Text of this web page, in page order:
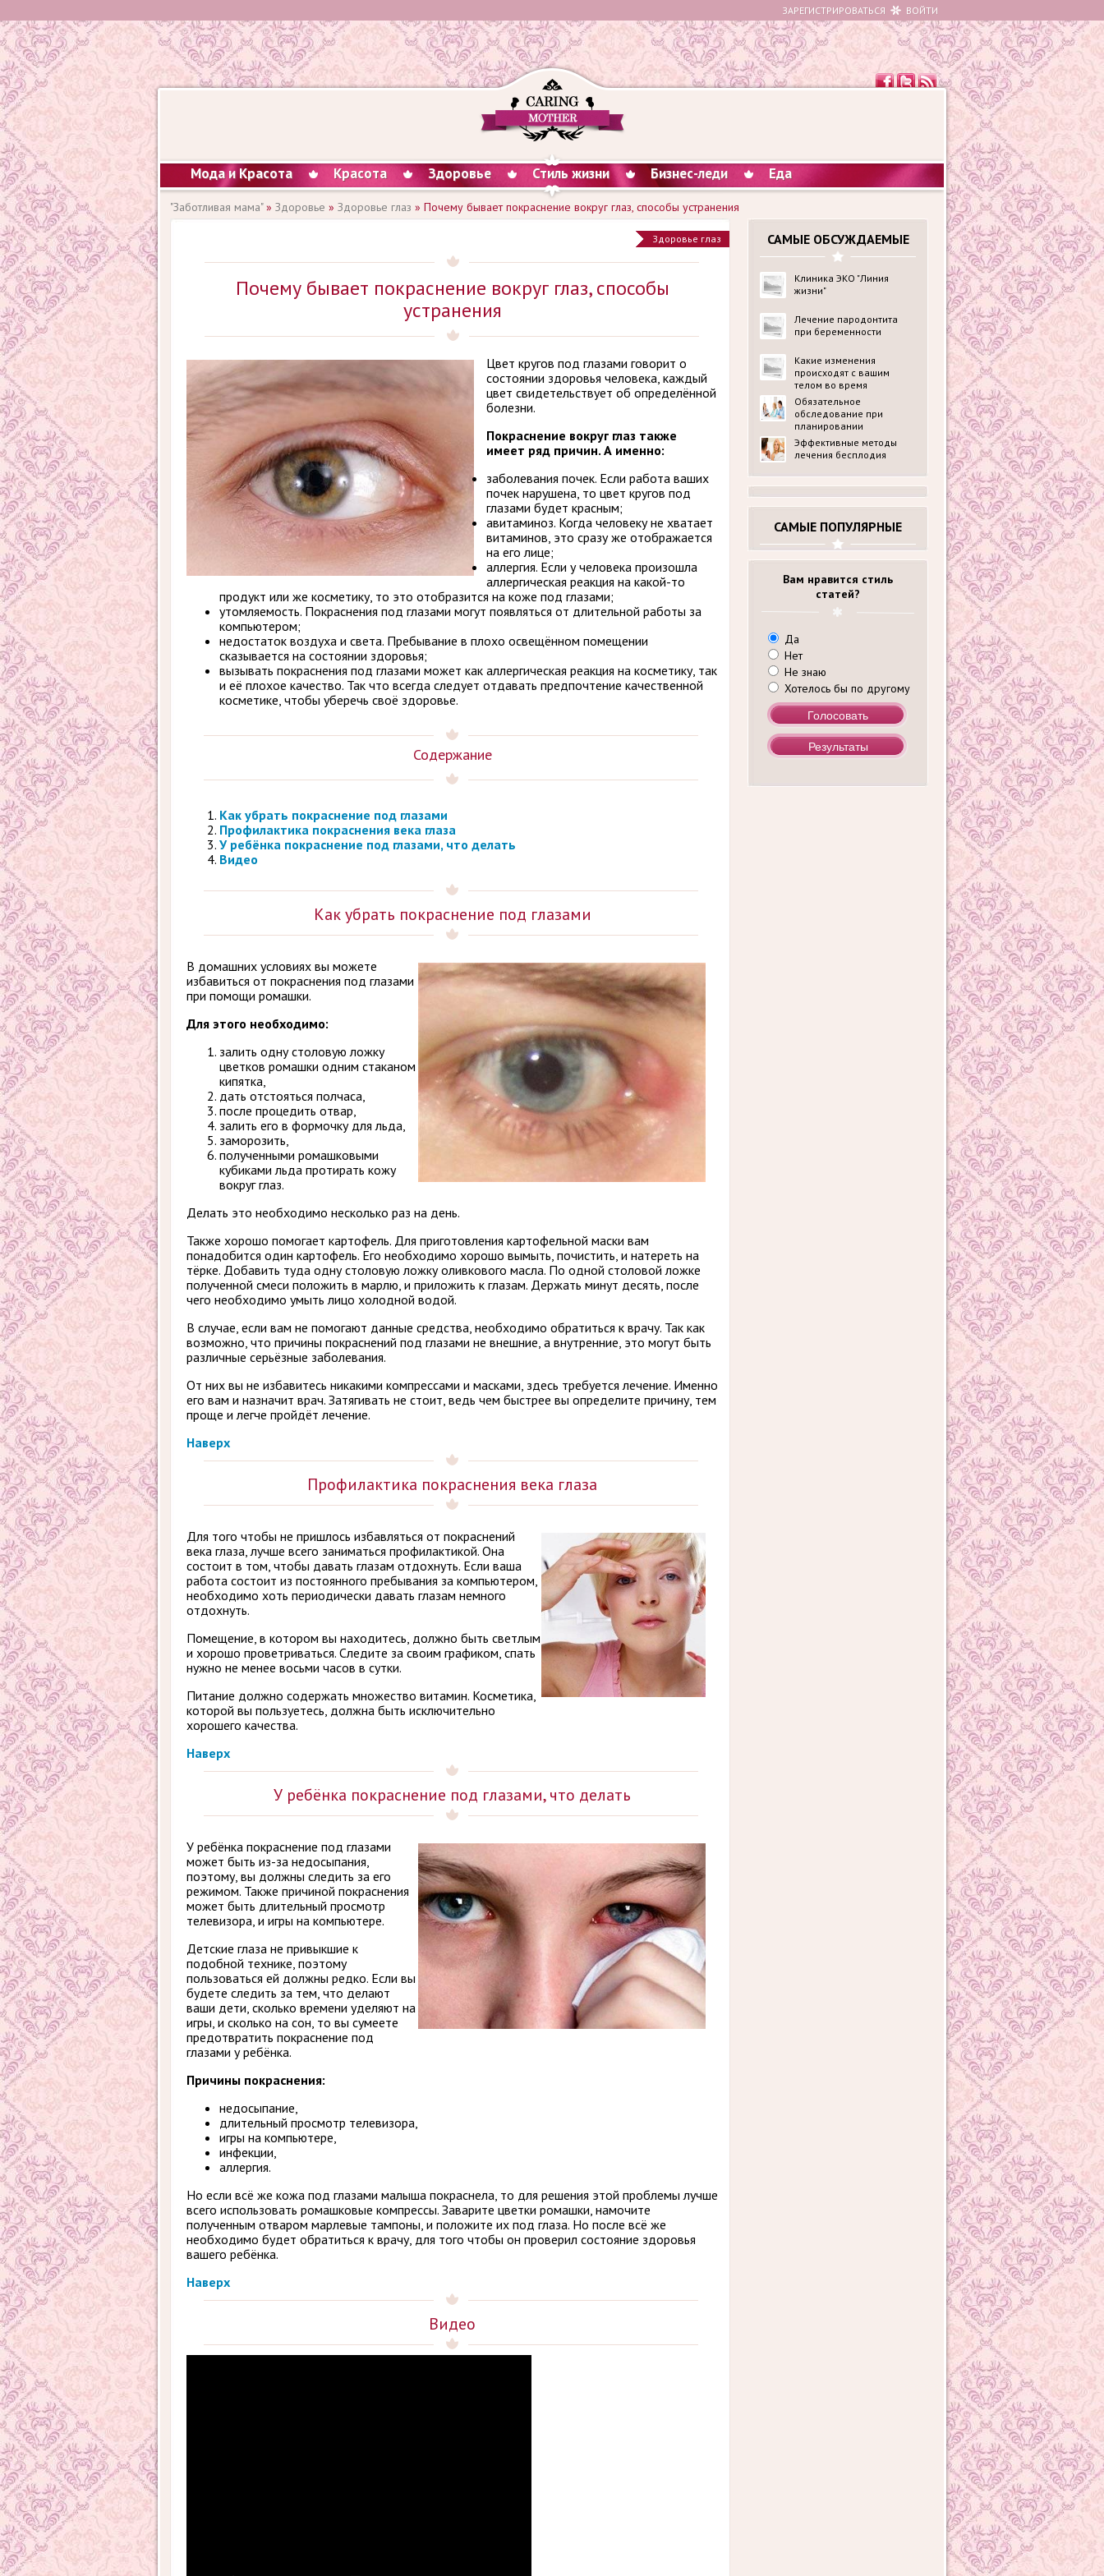
ЗАРЕГИСТРИРОВАТЬСЯ ВОЙТИ
Мода и Красота Красота Здоровье Стиль жизни Бизнес-леди Еда
"Заботливая мама"» Здоровье » Здоровье глаз » Почему бывает покраснение вокруг глаз, способы устранения
Здоровье глаз
Почему бывает покраснение вокруг глаз, способы
устранения
Цвет кругов под глазами говорит о
состоянии здоровья человека, каждый
цвет свидетельствует об определённой
болезни.
Покраснение вокруг глаз также
имеет ряд причин. А именно:
заболевания почек. Если работа ваших
почек нарушена, то цвет кругов под
глазами будет красным;
авитаминоз. Когда человеку не хватает
витаминов, это сразу же отображается
на его лице;
аллергия. Если у человека произошла
аллергическая реакция на какой-то
продукт или же косметику, то это отобразится на коже под глазами;
утомляемость. Покраснения под глазами могут появляться от длительной работы за
компьютером;
недостаток воздуха и света. Пребывание в плохо освещённом помещении
сказывается на состоянии здоровья;
вызывать покраснения под глазами может как аллергическая реакция на косметику, так
и её плохое качество. Так что всегда следует отдавать предпочтение качественной
косметике, чтобы уберечь своё здоровье.
Содержание
Как убрать покраснение под глазами
Профилактика покраснения века глаза
У ребёнка покраснение под глазами, что делать
Видео
Как убрать покраснение под глазами
В домашних условиях вы можете
избавиться от покраснения под глазами
при помощи ромашки.
Для этого необходимо:
залить одну столовую ложку
цветков ромашки одним стаканом
кипятка,
дать отстояться полчаса,
после процедить отвар,
залить его в формочку для льда,
заморозить,
полученными ромашковыми
кубиками льда протирать кожу
вокруг глаз.
Делать это необходимо несколько раз на день.
Также хорошо помогает картофель. Для приготовления картофельной маски вам
понадобится один картофель. Его необходимо хорошо вымыть, почистить, и натереть на
тёрке. Добавить туда одну столовую ложку оливкового масла. По одной столовой ложке
полученной смеси положить в марлю, и приложить к глазам. Держать минут десять, после
чего необходимо умыть лицо холодной водой.
В случае, если вам не помогают данные средства, необходимо обратиться к врачу. Так как
возможно, что причины покраснений под глазами не внешние, а внутренние, это могут быть
различные серьёзные заболевания.
От них вы не избавитесь никакими компрессами и масками, здесь требуется лечение. Именно
его вам и назначит врач. Затягивать не стоит, ведь чем быстрее вы определите причину, тем
проще и легче пройдёт лечение.
Наверх
Профилактика покраснения века глаза
Для того чтобы не пришлось избавляться от покраснений
века глаза, лучше всего заниматься профилактикой. Она
состоит в том, чтобы давать глазам отдохнуть. Если ваша
работа состоит из постоянного пребывания за компьютером,
необходимо хоть периодически давать глазам немного
отдохнуть.
Помещение, в котором вы находитесь, должно быть светлым
и хорошо проветриваться. Следите за своим графиком, спать
нужно не менее восьми часов в сутки.
Питание должно содержать множество витамин. Косметика,
которой вы пользуетесь, должна быть исключительно
хорошего качества.
Наверх
У ребёнка покраснение под глазами, что делать
У ребёнка покраснение под глазами
может быть из-за недосыпания,
поэтому, вы должны следить за его
режимом. Также причиной покраснения
может быть длительный просмотр
телевизора, и игры на компьютере.
Детские глаза не привыкшие к
подобной технике, поэтому
пользоваться ей должны редко. Если вы
будете следить за тем, что делают
ваши дети, сколько времени уделяют на
игры, и сколько на сон, то вы сумеете
предотвратить покраснение под
глазами у ребёнка.
Причины покраснения:
недосыпание,
длительный просмотр телевизора,
игры на компьютере,
инфекции,
аллергия.
Но если всё же кожа под глазами малыша покраснела, то для решения этой проблемы лучше
всего использовать ромашковые компрессы. Заварите цветки ромашки, намочите
полученным отваром марлевые тампоны, и положите их под глаза. Но после всё же
необходимо будет обратиться к врачу, для того чтобы он проверил состояние здоровья
вашего ребёнка.
Наверх
Видео
САМЫЕ ОБСУЖДАЕМЫЕ
Клиника ЭКО "Линия
жизни"
Лечение пародонтита
при беременности
Какие изменения
происходят с вашим
телом во время
беременности?
Обязательное
обследование при
планировании
беременности в
медицинском центре
ldck.ru: перечень
анализов
Эффективные методы
лечения бесплодия
САМЫЕ ПОПУЛЯРНЫЕ
Вам нравится стиль
статей?
Да
Нет
Не знаю
Хотелось бы по другому